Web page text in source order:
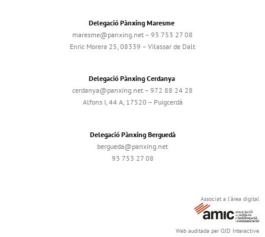
Delegació Pànxing Maresme
maresme@panxing.net – 93 753 27 08
Enric Morera 25, 08339 – Vilassar de Dalt
Delegació Pànxing Cerdanya
cerdanya@panxing.net – 972 88 24 28
Alfons I, 44 A, 17520 – Puigcerdà
Delegació Pànxing Berguedà
bergueda@panxing.net
93 753 27 08
Associat a l'àrea digital
Web auditada per OJD Interactive